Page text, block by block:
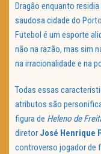
Dragão enquanto residia
saudosa cidade do
Futebol é um esporte
não na razão, mas sim
na irracionalidade e na
Todas essas
atributos são
figura de Heleno de
diretor José Henrique
controverso jogador de